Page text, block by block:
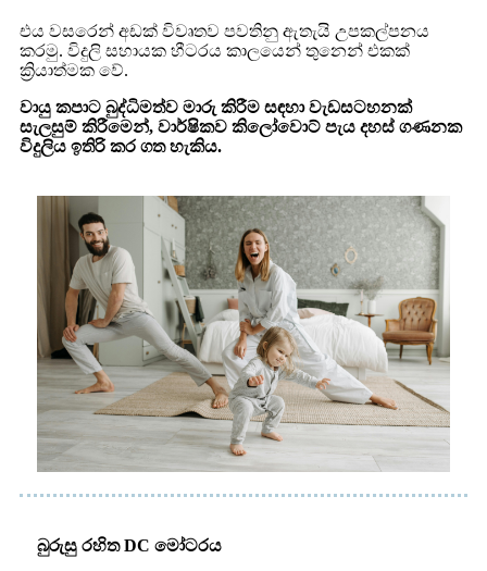
එය වසරෙන් අඩක් විවෘතව පවතිනු ඇතැයි උපකල්පනය
කරමු. විදුලි සහායක හීටරය කාලයෙන් තුනෙන් එකක්
ක්‍රියාත්මක වේ.
වායු කපාට බුද්ධිමත්ව මාරු කිරීම සඳහා වැඩසටහනක්
සැලසුම් කිරීමෙන්, වාර්ෂිකව කිලෝවොට් පැය දහස් ගණනක
විදුලිය ඉතිරි කර ගත හැකිය.
බුරුසු රහිත DC මෝටරය